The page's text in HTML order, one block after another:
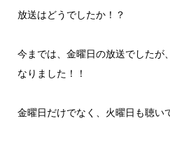
ー
放送はどうでしたか！？
今までは、金曜日の放送でしたが
なりました！！
金曜日だけでなく、火曜日も聴い